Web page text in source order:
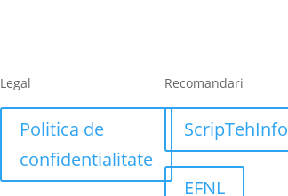
Legal
Politica de
confidentialitate
Recomandari
ScripTehInfo
EFNL